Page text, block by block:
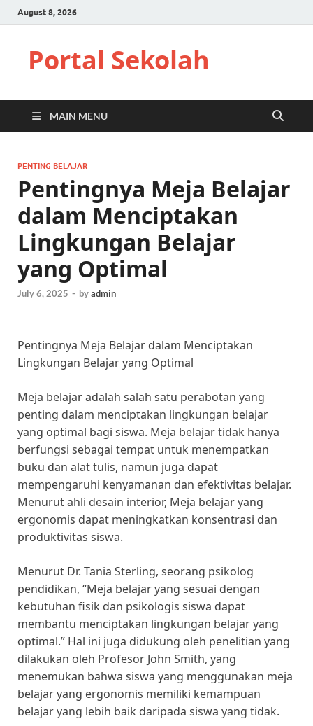
August 8, 2026
Portal Sekolah
MAIN MENU
PENTING BELAJAR
Pentingnya Meja Belajar
dalam Menciptakan
Lingkungan Belajar
yang Optimal
July 6, 2025 - byadmin
Pentingnya Meja Belajar dalam Menciptakan
Lingkungan Belajar yang Optimal
Meja belajar adalah salah satu perabotan yang
penting dalam menciptakan lingkungan belajar
yang optimal bagi siswa. Meja belajar tidak hanya
berfungsi sebagai tempat untuk menempatkan
buku dan alat tulis, namun juga dapat
mempengaruhi kenyamanan dan efektivitas belajar.
Menurut ahli desain interior, Meja belajar yang
ergonomis dapat meningkatkan konsentrasi dan
produktivitas siswa.
Menurut Dr. Tania Sterling, seorang psikolog
pendidikan, “Meja belajar yang sesuai dengan
kebutuhan fisik dan psikologis siswa dapat
membantu menciptakan lingkungan belajar yang
optimal.” Hal ini juga didukung oleh penelitian yang
dilakukan oleh Profesor John Smith, yang
menemukan bahwa siswa yang menggunakan meja
belajar yang ergonomis memiliki kemampuan
belajar yang lebih baik daripada siswa yang tidak.